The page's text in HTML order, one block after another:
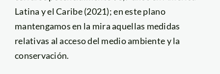
Latina y el Caribe (2021); en este plano
mantengamos en la mira aquellas medidas
relativas al acceso del medio ambiente y la
conservación.